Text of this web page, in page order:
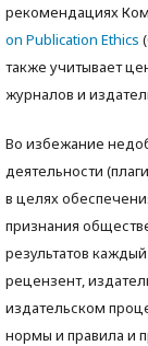
рекомендациях
on Publication Ethics
также учитываeт
журналов и
Во избежание
деятельности
в целях
признания
результатов
рецензент,
издательском
нормы и правила и